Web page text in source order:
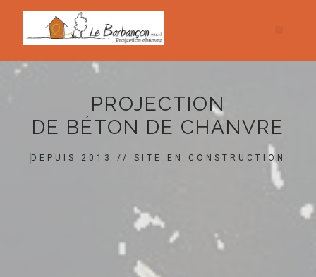
PROJECTION
DE BÉTON DE CHANVRE
DEPUIS 2013 // SITE EN CONSTRUCTION